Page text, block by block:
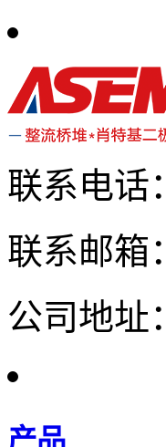
联系电话：
联系邮箱
公司地址
产品